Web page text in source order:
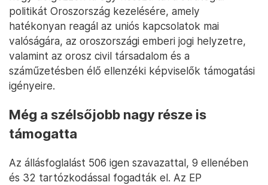
politikát Oroszország kezelésére, amely
hatékonyan reagál az uniós kapcsolatok mai
valóságára, az oroszországi emberi jogi helyzetre,
valamint az orosz civil társadalom és a
száműzetésben élő ellenzéki képviselők támogatási
igényeire.
Még a szélsőjobb nagy része is
támogatta
Az állásfoglalást 506 igen szavazattal, 9 ellenében
és 32 tartózkodással fogadták el. Az EP